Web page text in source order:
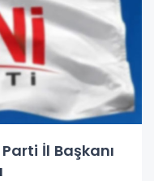
Parti İl Başkanı